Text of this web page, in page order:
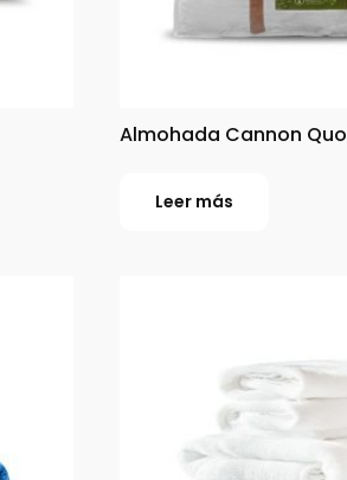
Almohada Cannon Quo
Leer más